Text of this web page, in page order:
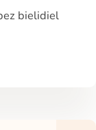
bielidiel